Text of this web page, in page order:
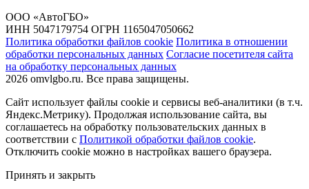
ООО «АвтоГБО»
ИНН 5047179754 ОГРН 1165047050662
Политика обработки файлов cookie Политика в отношении
обработки персональных данных Согласие посетителя сайта
на обработку персональных данных
2026 omvlgbo.ru. Все права защищены.
Сайт использует файлы cookie и сервисы веб-аналитики (в т.ч.
Яндекс.Метрику). Продолжая использование сайта, вы
соглашаетесь на обработку пользовательских данных в
соответствии с Политикой обработки файлов cookie.
Отключить cookie можно в настройках вашего браузера.
Принять и закрыть